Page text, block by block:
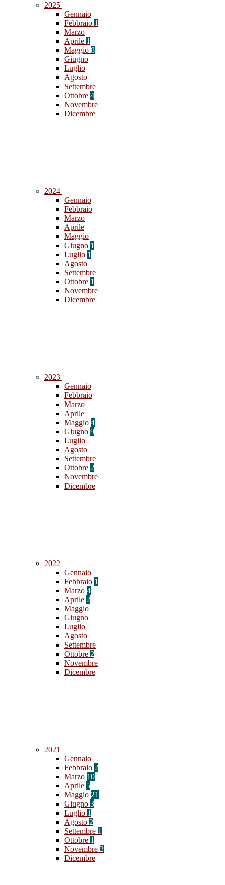
2025
Gennaio
Febbraio 1
Marzo
Aprile 1
Maggio 8
Giugno
Luglio
Agosto
Settembre
Ottobre 4
Novembre
Dicembre
2024
Gennaio
Febbraio
Marzo
Aprile
Maggio
Giugno 1
Luglio 1
Agosto
Settembre
Ottobre 1
Novembre
Dicembre
2023
Gennaio
Febbraio
Marzo
Aprile
Maggio 4
Giugno 9
Luglio
Agosto
Settembre
Ottobre 2
Novembre
Dicembre
2022
Gennaio
Febbraio 1
Marzo 4
Aprile 2
Maggio
Giugno
Luglio
Agosto
Settembre
Ottobre 2
Novembre
Dicembre
2021
Gennaio
Febbraio 2
Marzo 10
Aprile 5
Maggio 21
Giugno 3
Luglio 1
Agosto 2
Settembre 1
Ottobre 1
Novembre 2
Dicembre